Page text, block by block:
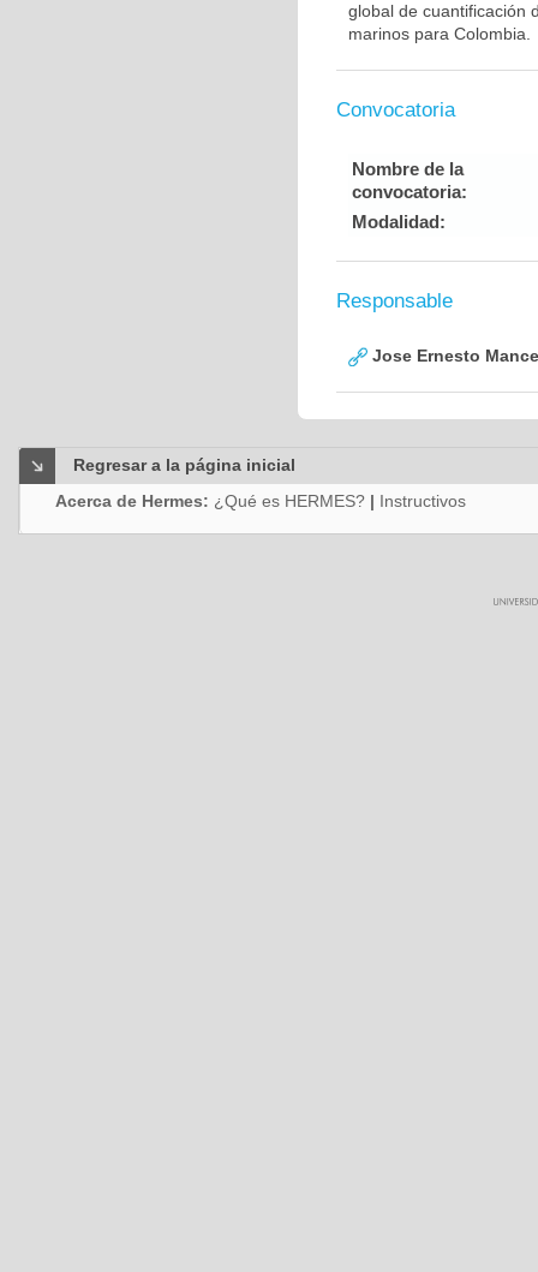
global de cuantificación
marinos para Colombia.
Convocatoria
Nombre de la
convocatoria:
Modalidad:
Responsable
Jose Ernesto
Regresar a la página inicial
Acerca de Hermes: ¿Qué es HERMES? | Instructivos